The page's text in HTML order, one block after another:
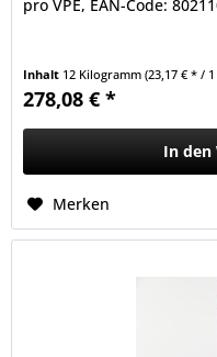
pro VPE, EAN-Code:
Inhalt 12 Kilogramm(23,17 € * /
278,08 € *
In den
Merken